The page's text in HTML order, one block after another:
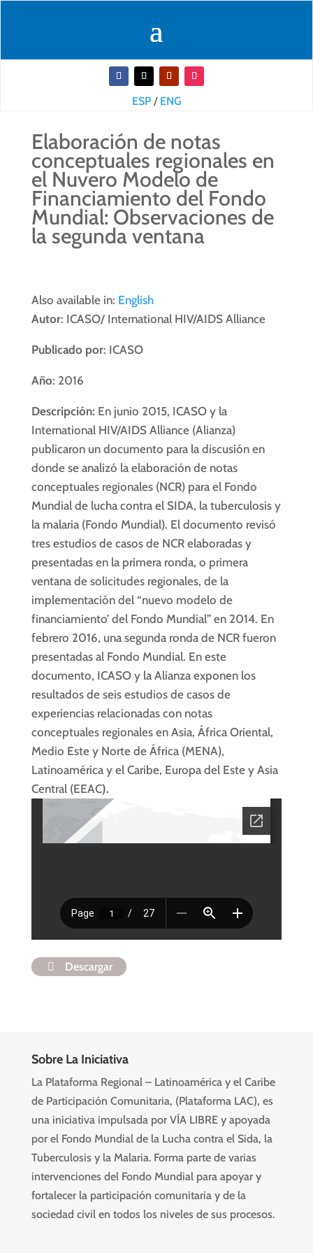
ESP/ ENG
Elaboración de notas
conceptuales regionales en
el Nuvero Modelo de
Financiamiento del Fondo
Mundial: Observaciones de
la segunda ventana
Also available in: English
Autor: ICASO/ International HIV/AIDS Alliance
Publicado por: ICASO
Año: 2016
Descripción: En junio 2015, ICASO y la
International HIV/AIDS Alliance (Alianza)
publicaron un documento para la discusión en
donde se analizó la elaboración de notas
conceptuales regionales (NCR) para el Fondo
Mundial de lucha contra el SIDA, la tuberculosis y
la malaria (Fondo Mundial). El documento revisó
tres estudios de casos de NCR elaboradas y
presentadas en la primera ronda, o primera
ventana de solicitudes regionales, de la
implementación del “nuevo modelo de
financiamiento’ del Fondo Mundial” en 2014. En
febrero 2016, una segunda ronda de NCR fueron
presentadas al Fondo Mundial. En este
documento, ICASO y la Alianza exponen los
resultados de seis estudios de casos de
experiencias relacionadas con notas
conceptuales regionales en Asia, África Oriental,
Medio Este y Norte de África (MENA),
Latinoamérica y el Caribe, Europa del Este y Asia
Central (EEAC).
Descargar
Sobre La Iniciativa
La Plataforma Regional – Latinoamérica y el Caribe
de Participación Comunitaria, (Plataforma LAC), es
una iniciativa impulsada por VÍA LIBRE y apoyada
por el Fondo Mundial de la Lucha contra el Sida, la
Tuberculosis y la Malaria. Forma parte de varias
intervenciones del Fondo Mundial para apoyar y
fortalecer la participación comunitaria y de la
sociedad civil en todos los niveles de sus procesos.